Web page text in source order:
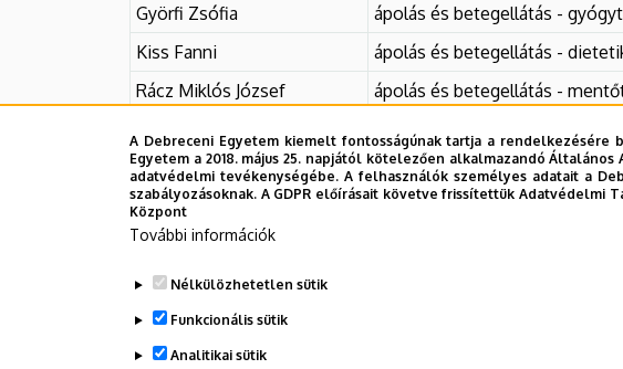
Györfi Zsófia
ápolás és betegellátás -
Kiss Fanni
ápolás és betegellátás -
Rácz Miklós József
ápolás és betegellátás -
ápolás és betegellátás - ápoló
Sólyom Péter
ápolás és betegellátás -
Tomcsik Milán Zsolt
ápolás és betegellátás -
Zsadányi Noémi
Legutóbb frissítve: 2024. 11. 27. 08:56
A Debreceni Egyetem kiemelt fontosságúnak tartja a
Egyetem a 2018. május 25. napjától kötelezően alkalmazandó
adatvédelmi tevékenységébe. A felhasználók személyes adatait a
szabályozásoknak. A GDPR előírásait követve frissítettük
Központ
További információk
Nélkülözhetetlen sütik
Funkcionális sütik
Analitikai sütik